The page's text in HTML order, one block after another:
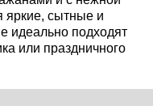
яркие, сытные и
идеально подходят
или праздничного